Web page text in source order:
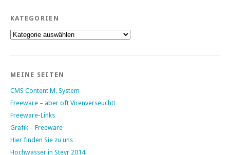
KATEGORIEN
Kategorien
MEINE SEITEN
CMS Content M. System
Freeware – aber oft Virenverseucht!
Freeware-Links
Grafik – Freeware
Hier finden Sie zu uns
Hochwasser in Steyr 2014